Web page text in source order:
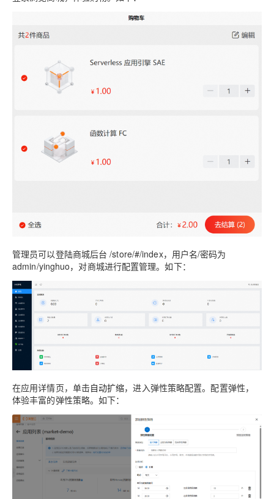
管理员可以登陆商城后台 /store/#/index，用户名/密码为
admin/yinghuo，对商城进行配置管理。如下：
在应用详情页，单击自动扩缩，进入弹性策略配置。配置弹性，
体验丰富的弹性策略。如下：